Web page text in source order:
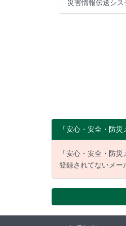
災害情報伝送シス
「安心・安全・防
「安心・安全・防
登録されてないメー